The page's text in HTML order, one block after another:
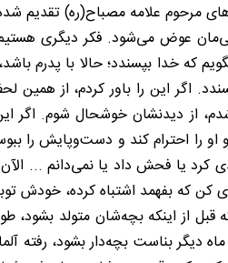
مرحوم علامه مصباح(ره) تقدیم
عوض می‌شود. فکر دیگری
بپسندد؛ حالا با پدرم باشد،
اگر این را باور کردم، از
از دیدنشان خوشحال شوم. اگر
را احترام کند و دست‌وپایش
یا فحش داد یا نمی‌دانم ...
کن که بفهمد اشتباه کرده، خودش
قبل از اینکه بچه‌شان متولد
دیگر بناست بچه‌دار بشود، رفته